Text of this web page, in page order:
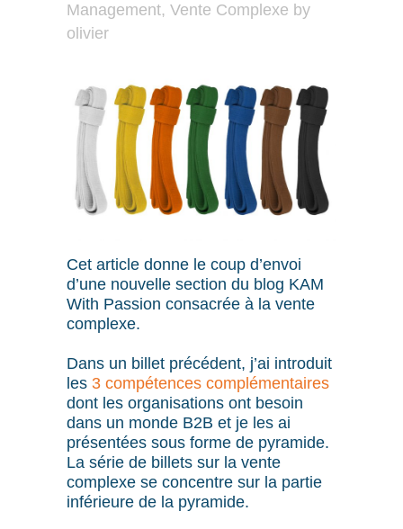
Management, Vente Complexe by
olivier
Cet article donne le coup d’envoi
d’une nouvelle section du blog KAM
With Passion consacrée à la vente
complexe.
Dans un billet précédent, j’ai introduit
les 3 compétences complémentaires
dont les organisations ont besoin
dans un monde B2B et je les ai
présentées sous forme de pyramide.
La série de billets sur la vente
complexe se concentre sur la partie
inférieure de la pyramide.